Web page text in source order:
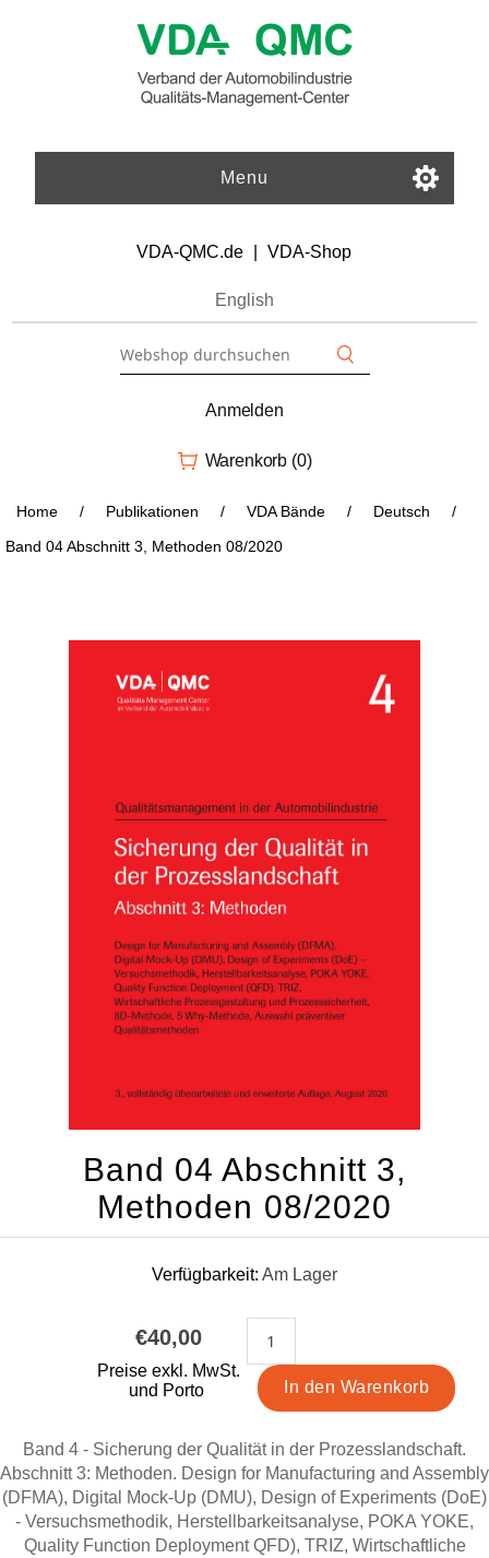
Menu
VDA-QMC.de VDA-Shop
English
Anmelden
Warenkorb (0)
Home / Publikationen / VDA Bände / Deutsch
/
Band 04 Abschnitt 3, Methoden 08/2020
Band 04 Abschnitt 3,
Methoden 08/2020
Verfügbarkeit: Am Lager
€40,00
Preise exkl. MwSt.
und Porto
Band 4 - Sicherung der Qualität in der Prozesslandschaft.
Abschnitt 3: Methoden. Design for Manufacturing and Assembly
(DFMA), Digital Mock-Up (DMU), Design of Experiments (DoE)
- Versuchsmethodik, Herstellbarkeitsanalyse, POKA YOKE,
Quality Function Deployment QFD), TRIZ, Wirtschaftliche